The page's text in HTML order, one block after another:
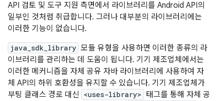
API 검토 및 도구 지원 측면에서 라이브러리를 Android API의
일부인 것처럼 취급합니다. 그러나 대부분의 라이브러리에는
이러한 기능이 없습니다.
java_sdk_library 모듈 유형을 사용하면 이러한 종류의 라
이브러리를 관리하는 데 도움이 됩니다. 기기 제조업체에서는
이러한 메커니즘을 자체 공유 자바 라이브러리에 사용하여 자
체 API의 하위 호환성을 유지할 수 있습니다. 기기 제조업체가
부팅 클래스 경로 대신 <uses-library> 태그를 통해 자체 공